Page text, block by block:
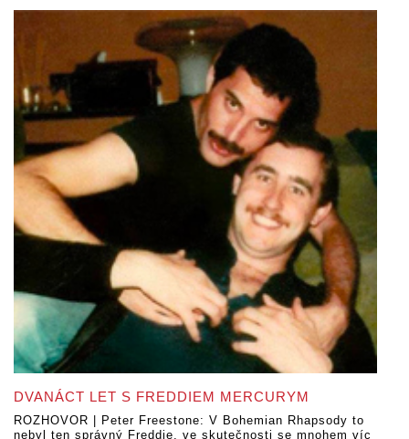
DVANÁCT LET S FREDDIEM MERCURYM
ROZHOVOR | Peter Freestone: V Bohemian Rhapsody to
nebyl ten správný Freddie, ve skutečnosti se mnohem víc